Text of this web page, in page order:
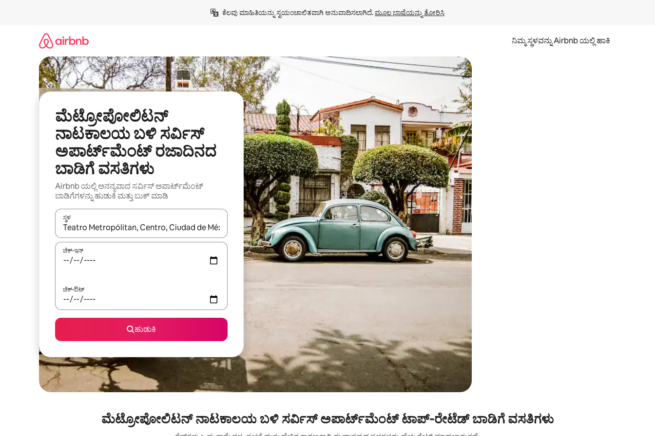
ಕೆಲವು ಮಾಹಿತಿಯನ್ನು ಸ್ವಯಂಚಾಲಿತವಾಗಿ ಅನುವಾದಿಸಲಾಗಿದೆ. ಮೂಲ ಭಾಷೆಯನ್ನು ತೋರಿಸಿ
ನಿಮ್ಮ ಸ್ಥಳವನ್ನು Airbnb ಯಲ್ಲಿ ಹಾಕಿ
ಮೆಟ್ರೋಪೋಲಿಟನ್
ನಾಟಕಾಲಯ ಬಳಿ ಸರ್ವಿಸ್
ಅಪಾರ್ಟ್‌ಮೆಂಟ್ ರಜಾದಿನದ
ಬಾಡಿಗೆ ವಸತಿಗಳು
Airbnb ಯಲ್ಲಿ ಅನನ್ಯವಾದ ಸರ್ವಿಸ್ ಅಪಾರ್ಟ್‌ಮೆಂಟ್
ಬಾಡಿಗೆಗಳನ್ನು ಹುಡುಕಿ ಮತ್ತು ಬುಕ್ ಮಾಡಿ
ಸ್ಥಳ
ಫಲಿತಾಂಶಗಳು ಲಭ್ಯವಿರುವಾಗ, ಅಪ್ ಮತ್ತು ಡೌನ್ ಬಾಣದ ಕೀಲಿಗಳೊಂದಿಗೆ ನ್ಯಾವಿಗೇಟ್ ಮಾಡಿ ಅಥವಾ ಸ್ಪರ್ಶ ಅಥವಾ ಸ್ವೈಪ್ ಗೆಸ್ಚರ್‌ಗಳ ಮೂಲಕ ಅನ್ವೇಷಿಸಿ.
ಚೆಕ್-ಇನ್
ಚೆಕ್-ಔಟ್
ಹುಡುಕಿ
ಮೆಟ್ರೋಪೋಲಿಟನ್ ನಾಟಕಾಲಯ ಬಳಿ ಸರ್ವಿಸ್ ಅಪಾರ್ಟ್‌ಮೆಂಟ್ ಟಾಪ್-ರೇಟೆಡ್ ಬಾಡಿಗೆ ವಸತಿಗಳು